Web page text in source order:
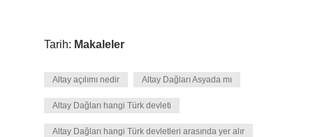
Tarih: Makaleler
Altay açılımı nedir Altay Dağları Asyada mı
Altay Dağları hangi Türk devleti
Altay Dağları hangi Türk devletleri arasında yer alır